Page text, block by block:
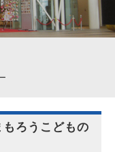
ろうこどもの